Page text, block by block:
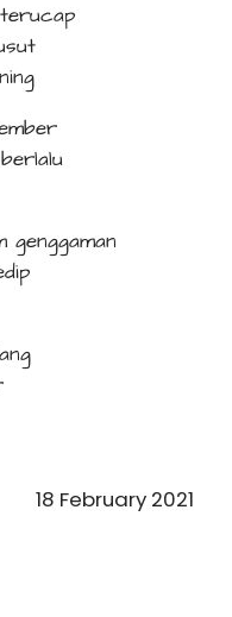
genggaman
18 February 2021